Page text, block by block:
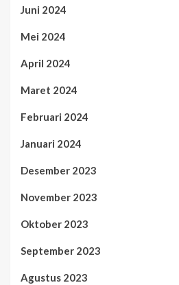
Juni 2024
Mei 2024
April 2024
Maret 2024
Februari 2024
Januari 2024
Desember 2023
November 2023
Oktober 2023
September 2023
Agustus 2023